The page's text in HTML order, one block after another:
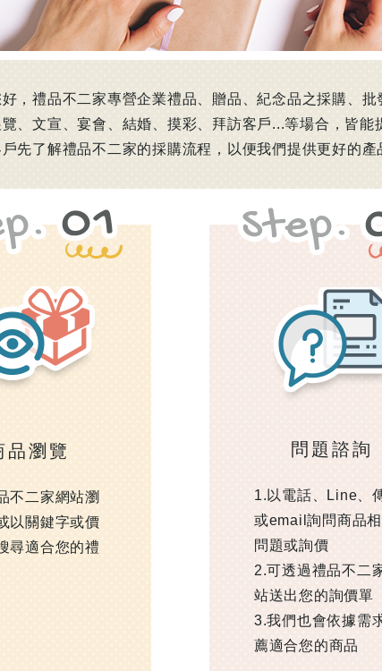
，禮品不二家專營企業禮品、贈品、紀念品之採購、批
、文宣、宴會、結婚、摸彩、拜訪客戶...等場合，皆
先了解禮品不二家的採購流程，以便我們提供更好的產
品瀏覽
不二家網站瀏
以關鍵字或價
尋適合您的禮
問題諮詢
1.以電話、Line、
或email詢問商品
問題或詢價
2.可透過禮品不二
站送出您的詢價單
3.我們也會依據需
薦適合您的商品